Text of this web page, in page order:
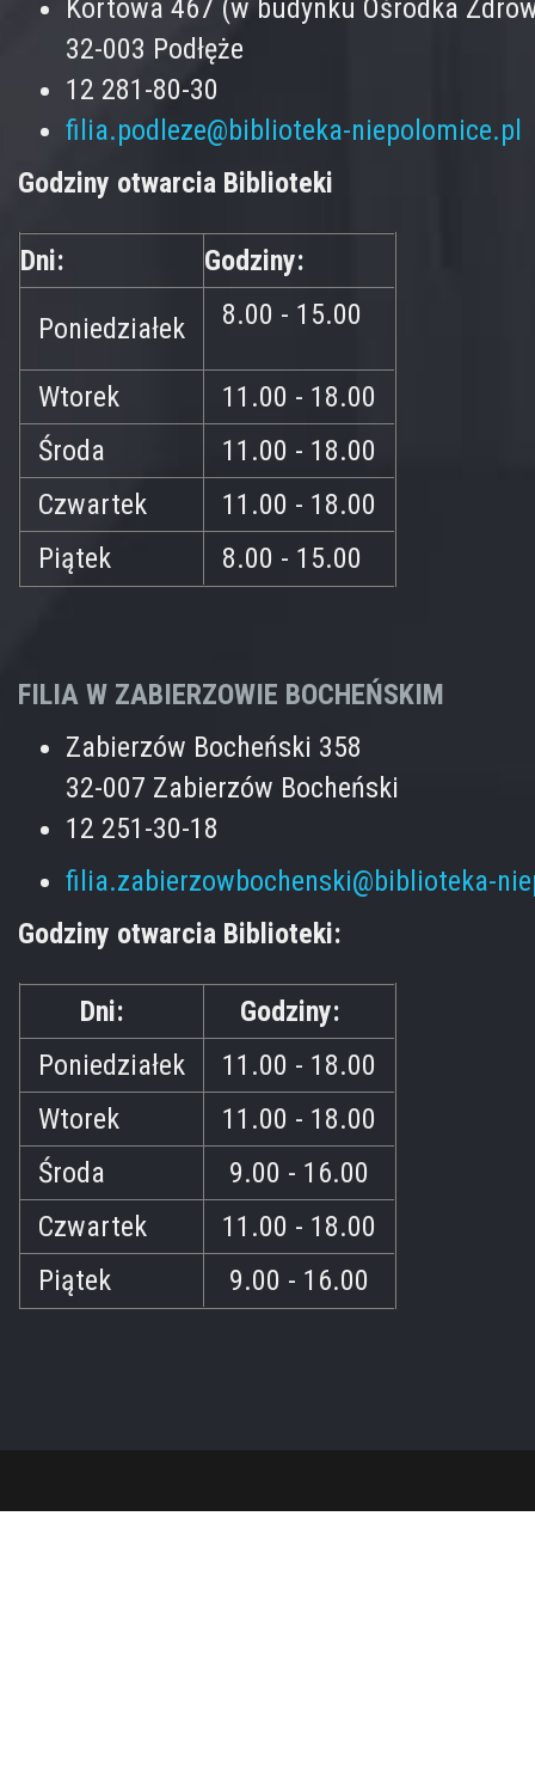
Kortowa 467 (w budynku Ośrodka
32-003 Podłęże
12 281-80-30
filia.podleze@biblioteka-niepolomice.pl
Godziny otwarcia Biblioteki
Dni: Godziny:
Poniedziałek 8.00 - 15.00
Wtorek
11.00 - 18.00
Środa
11.00 - 18.00
Czwartek
11.00 - 18.00
Piątek
8.00 - 15.00
FILIA W ZABIERZOWIE BOCHEŃSKIM
Zabierzów Bocheński 358
32-007 Zabierzów Bocheński
12 251-30-18
filia.zabierzowbochenski@biblioteka-
Godziny otwarcia Biblioteki:
Dni:
Godziny:
Poniedziałek
11.00 - 18.00
Wtorek
11.00 - 18.00
Środa
9.00 - 16.00
Czwartek
11.00 - 18.00
Piątek
9.00 - 16.00